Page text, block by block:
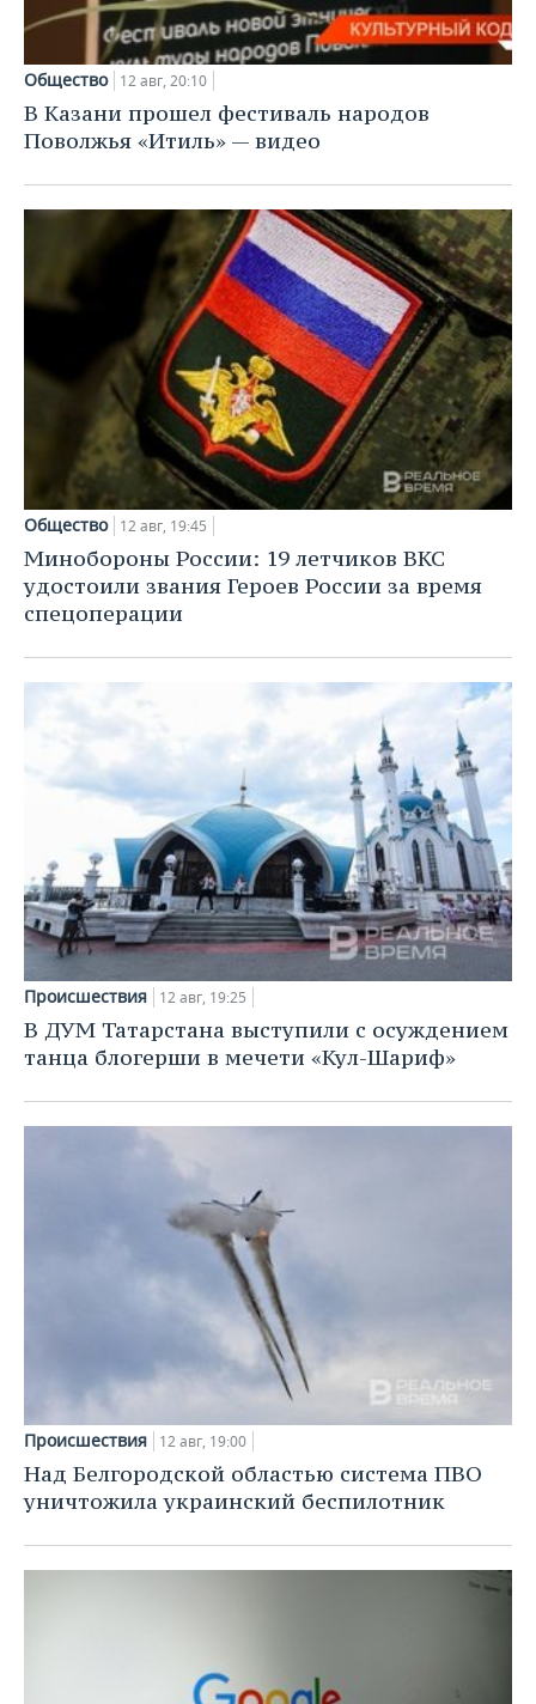
Общество 12 авг, 20:10
В Казани прошел фестиваль народов
Поволжья «Итиль» — видео
Общество 12 авг, 19:45
Минобороны России: 19 летчиков ВКС
удостоили звания Героев России за время
спецоперации
Происшествия 12 авг, 19:25
В ДУМ Татарстана выступили с осуждением
танца блогерши в мечети «Кул-Шариф»
Происшествия 12 авг, 19:00
Над Белгородской областью система ПВО
уничтожила украинский беспилотник